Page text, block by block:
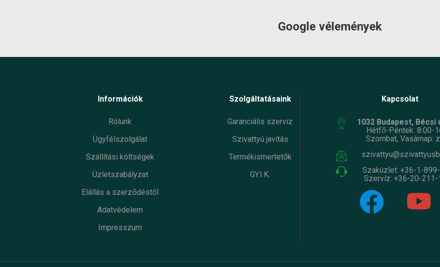
Google vélemények
Információk
Rólunk
Ügyfélszolgálat
Szállítási költségek
Üzletszabályzat
Elállás a szerződéstől
Adatvédelem
Impresszum
Szolgáltatásaink
Garanciális szerviz
Szivattyú javítás
Termékismertetők
GY.I.K.
Kapcsolat
1032 Budapest, Bécsi
Hétfő-Péntek: 8:00-
Szombat, Vasárnap:
Szaküzlet: +36-1-
Szervíz: +36-20-211-